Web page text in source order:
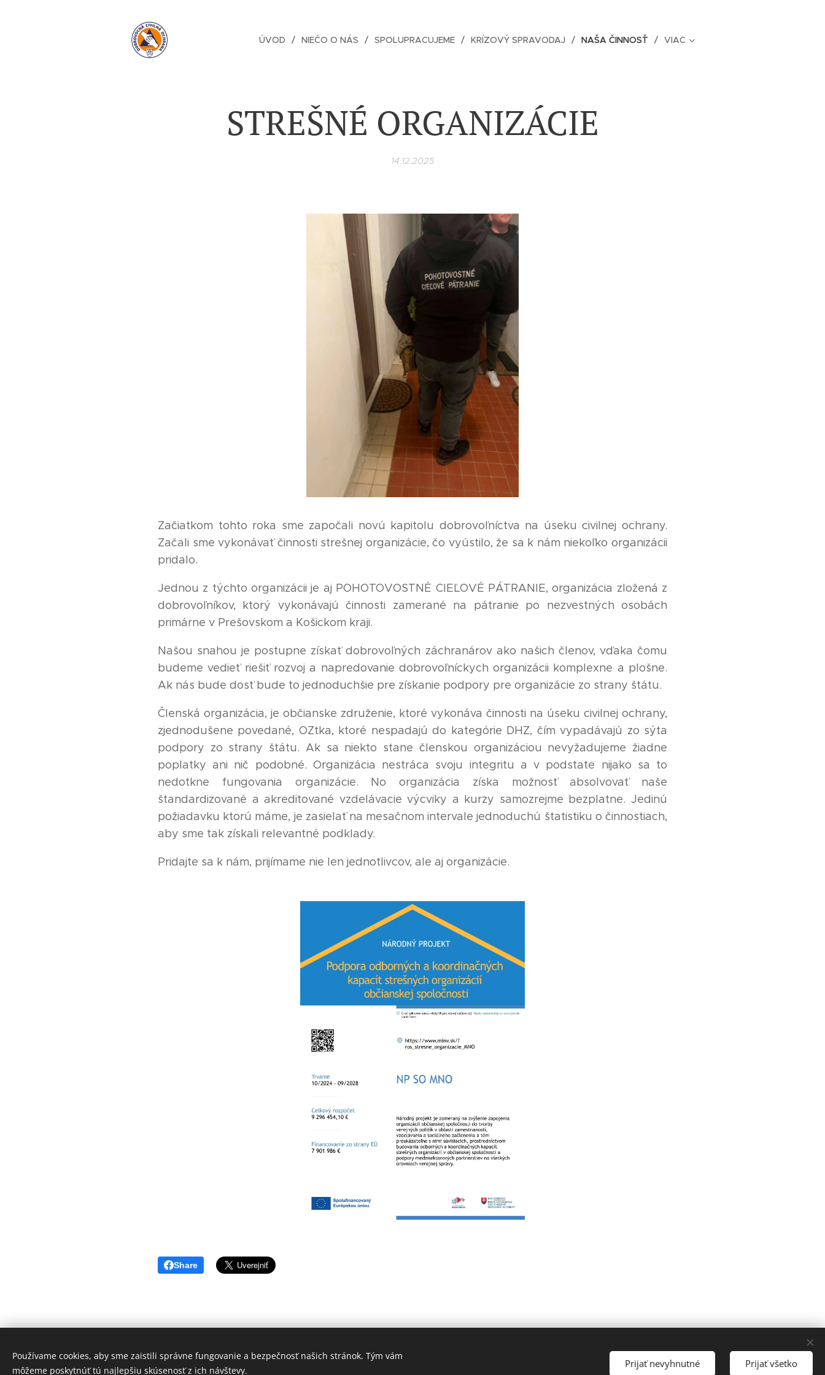
ÚVOD NIEČO O NÁS SPOLUPRACUJEME KRÍZOVÝ SPRAVODAJ NAŠA ČINNOSŤ VIAC
STREŠNÉ ORGANIZÁCIE
14.12.2025
Začiatkom tohto roka sme započali novú kapitolu dobrovoľníctva na úseku civilnej ochrany.
Začali sme vykonávať činnosti strešnej organizácie, čo vyústilo, že sa k nám niekoľko organizácii
pridalo.
Jednou z týchto organizácii je aj POHOTOVOSTNÉ CIEĽOVÉ PÁTRANIE, organizácia zložená z
dobrovoľníkov, ktorý vykonávajú činnosti zamerané na pátranie po nezvestných osobách
primárne v Prešovskom a Košickom kraji.
Našou snahou je postupne získať dobrovoľných záchranárov ako našich členov, vďaka čomu
budeme vedieť riešiť rozvoj a napredovanie dobrovoľníckych organizácii komplexne a plošne.
Ak nás bude dosť bude to jednoduchšie pre získanie podpory pre organizácie zo strany štátu.
Členská organizácia, je občianske združenie, ktoré vykonáva činnosti na úseku civilnej ochrany,
zjednodušene povedané, OZtka, ktoré nespadajú do kategórie DHZ, čím vypadávajú zo sýta
podpory zo strany štátu. Ak sa niekto stane členskou organizáciou nevyžadujeme žiadne
poplatky ani nič podobné. Organizácia nestráca svoju integritu a v podstate nijako sa to
nedotkne fungovania organizácie. No organizácia získa možnosť absolvovať naše
štandardizované a akreditované vzdelávacie výcviky a kurzy samozrejme bezplatne. Jedinú
požiadavku ktorú máme, je zasielať na mesačnom intervale jednoduchú štatistiku o činnostiach,
aby sme tak získali relevantné podklady.
Pridajte sa k nám, prijímame nie len jednotlivcov, ale aj organizácie.
Share
Používame cookies, aby sme zaistili správne fungovanie a bezpečnosť našich stránok. Tým vám
môžeme poskytnúť tú najlepšiu skúsenosť z ich návštevy.
Prijať nevyhnutné Prijať všetko